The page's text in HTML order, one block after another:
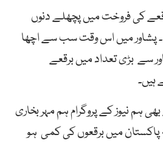
کی فروخت میں پچھلے دنوں
پشاور میں اس وقت سب سے اچھا
سے بڑی تعداد میں برقعے
ہیں۔
ہم نیوز کے پروگرام ہم مہر بخاری
میں برقعوں کی کمی ہو